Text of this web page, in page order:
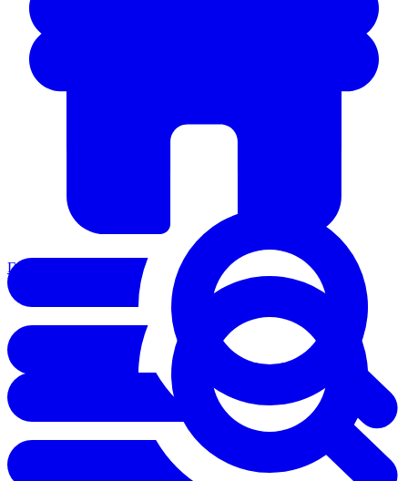
Главная